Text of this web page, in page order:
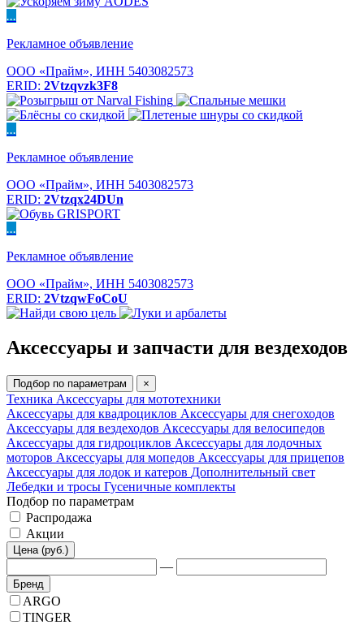
...
Рекламное объявление
ООО «Прайм», ИНН 5403082573
ERID: 2Vtzqvzk3F8
...
Рекламное объявление
ООО «Прайм», ИНН 5403082573
ERID: 2Vtzqx24DUn
...
Рекламное объявление
ООО «Прайм», ИНН 5403082573
ERID: 2VtzqwFoCoU
Аксессуары и запчасти для вездеходов
Подбор по параметрам ×
Техника Аксессуары для мототехники
Аксессуары для квадроциклов Аксессуары для снегоходов
Аксессуары для вездеходов Аксессуары для велосипедов
Аксессуары для гидроциклов Аксессуары для лодочных
моторов Аксессуары для мопедов Аксессуары для прицепов
Аксессуары для лодок и катеров Дополнительный свет
Лебедки и тросы Гусеничные комплекты
Подбор по параметрам
Распродажа
Акции
Цена (руб.)
—
Бренд
ARGO
TINGER